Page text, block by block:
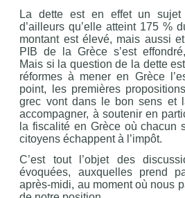
La dette est en effet un sujet
d’ailleurs qu’elle atteint 175 %
montant est élevé, mais aussi
PIB de la Grèce s’est
Mais si la question de la dette
réformes à mener en Grèce
point, les premières
grec vont dans le bon sens et
accompagner, à soutenir en
la fiscalité en Grèce où chacun
citoyens échappent à l’impôt.
C’est tout l’objet des
évoquées, auxquelles prend
après-midi, au moment où nous